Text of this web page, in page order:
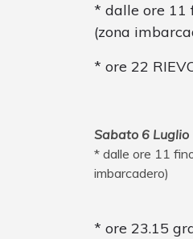
* dalle ore 11
(zona
* ore 22
Sabato 6 Luglio
* dalle ore 11
imbarcadero)
* ore 23.15